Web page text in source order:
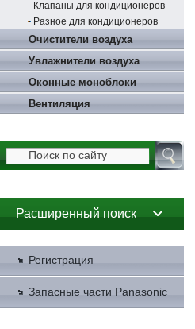
Клапаны для кондиционеров
Разное для кондиционеров
Очистители воздуха
Увлажнители воздуха
Оконные моноблоки
Вентиляция
Расширенный поиск
Регистрация
Запасные части Panasonic